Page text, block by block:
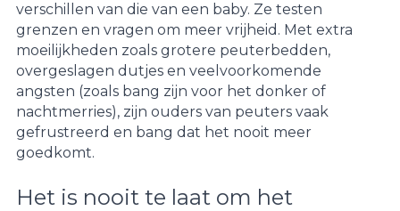
verschillen van die van een baby. Ze testen
grenzen en vragen om meer vrijheid. Met extra
moeilijkheden zoals grotere peuterbedden,
overgeslagen dutjes en veelvoorkomende
angsten (zoals bang zijn voor het donker of
nachtmerries), zijn ouders van peuters vaak
gefrustreerd en bang dat het nooit meer
goedkomt.
Het is nooit te laat om het